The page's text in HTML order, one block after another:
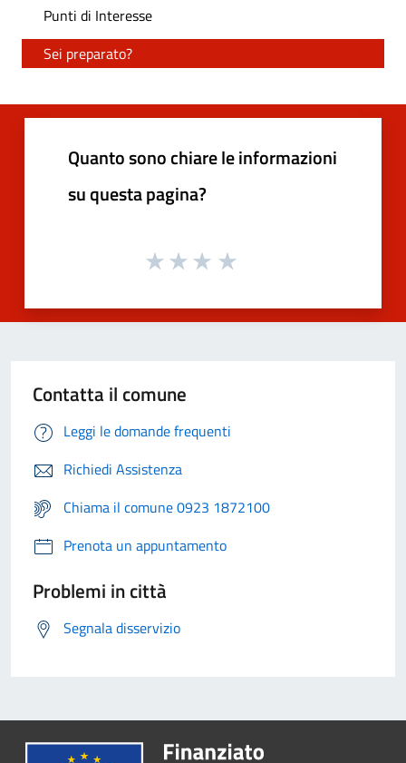
Punti di Interesse
Sei preparato?
Quanto sono chiare le informazioni
su questa pagina?
Contatta il comune
Leggi le domande frequenti
Richiedi Assistenza
Chiama il comune 0923 1872100
Prenota un appuntamento
Problemi in città
Segnala disservizio